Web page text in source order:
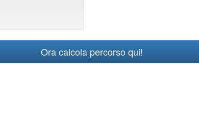
Ora calcola percorso qui!